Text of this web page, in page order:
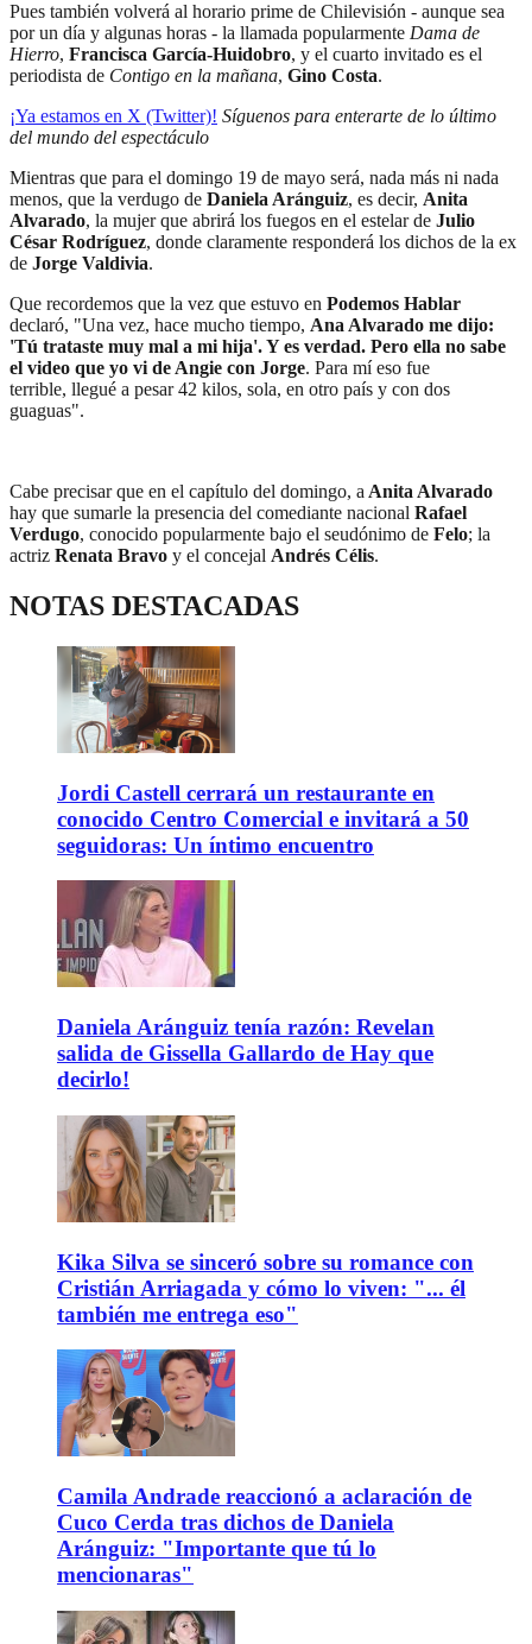
Pues también volverá al horario prime de Chilevisión - aunque sea
por un día y algunas horas - la llamada popularmente Dama de
Hierro, Francisca García-Huidobro, y el cuarto invitado es el
periodista de Contigo en la mañana, Gino Costa.
¡Ya estamos en X (Twitter)! Síguenos para enterarte de lo último
del mundo del espectáculo
Mientras que para el domingo 19 de mayo será, nada más ni nada
menos, que la verdugo de Daniela Aránguiz, es decir, Anita
Alvarado, la mujer que abrirá los fuegos en el estelar de Julio
César Rodríguez, donde claramente responderá los dichos de la ex
de Jorge Valdivia.
Que recordemos que la vez que estuvo en Podemos Hablar
declaró, "Una vez, hace mucho tiempo, Ana Alvarado me dijo:
'Tú trataste muy mal a mi hija'. Y es verdad. Pero ella no sabe
el video que yo vi de Angie con Jorge. Para mí eso fue
terrible, llegué a pesar 42 kilos, sola, en otro país y con dos
guaguas".
Cabe precisar que en el capítulo del domingo, a Anita Alvarado
hay que sumarle la presencia del comediante nacional Rafael
Verdugo, conocido popularmente bajo el seudónimo de Felo; la
actriz Renata Bravo y el concejal Andrés Célis.
NOTAS DESTACADAS
Jordi Castell cerrará un restaurante en
conocido Centro Comercial e invitará a 50
seguidoras: Un íntimo encuentro
Daniela Aránguiz tenía razón: Revelan
salida de Gissella Gallardo de Hay que
decirlo!
Kika Silva se sinceró sobre su romance con
Cristián Arriagada y cómo lo viven: "... él
también me entrega eso"
Camila Andrade reaccionó a aclaración de
Cuco Cerda tras dichos de Daniela
Aránguiz: "Importante que tú lo
mencionaras"